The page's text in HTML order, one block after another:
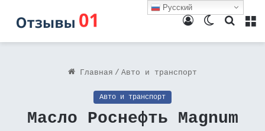
Поиск
Switch
Войти
Главная / Авто и транспорт
Авто и транспорт
Масло Роснефть Magnum
Русский